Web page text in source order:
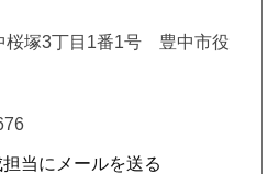
塚3丁目1番1号 豊中市役
当にメールを送る